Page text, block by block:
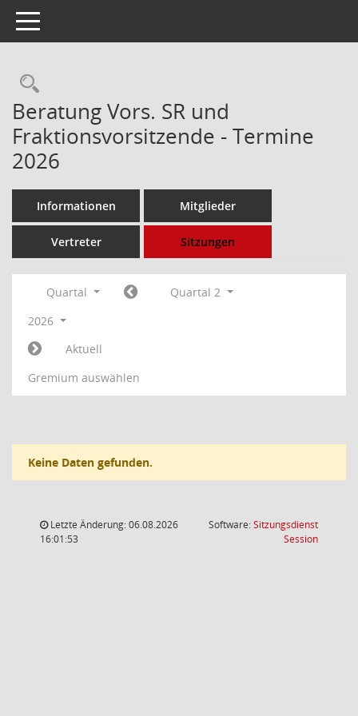
Toggle navigation
Rechercheauswahl
Beratung Vors. SR und
Fraktionsvorsitzende - Termine
2026
Informationen Mitglieder
Vertreter Sitzungen
Quartal
Quartal 2
2026
Aktuell
Gremium auswählen
Keine Daten gefunden.
Letzte Änderung: 06.08.2026
16:01:53
Software:Sitzungsdienst
Session(Wird in